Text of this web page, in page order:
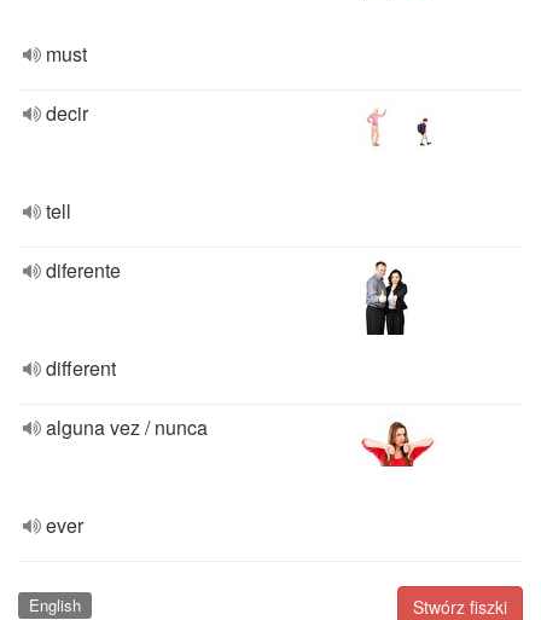
must
decir
tell
diferente
different
alguna vez / nunca
ever
Stwórz fiszki
English